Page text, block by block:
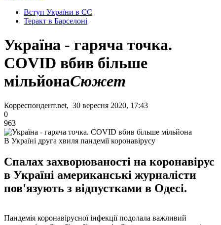
Вступ України в ЄС
Теракт в Барселоні
Україна - гаряча точка.
COVID вбив більше
мільйонаСюжет
Корреспондент.net, 30 вересня 2020, 17:43
0
963
В Україні друга хвиля пандемії коронавірусу
Спалах захворюваності на коронавірус
в Україні американські журналісти
пов'язують з відпустками в Одесі.
Пандемія коронавірусної інфекції подолала важливий